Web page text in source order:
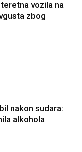
vozila na
zbog
nakon sudara:
alkohola